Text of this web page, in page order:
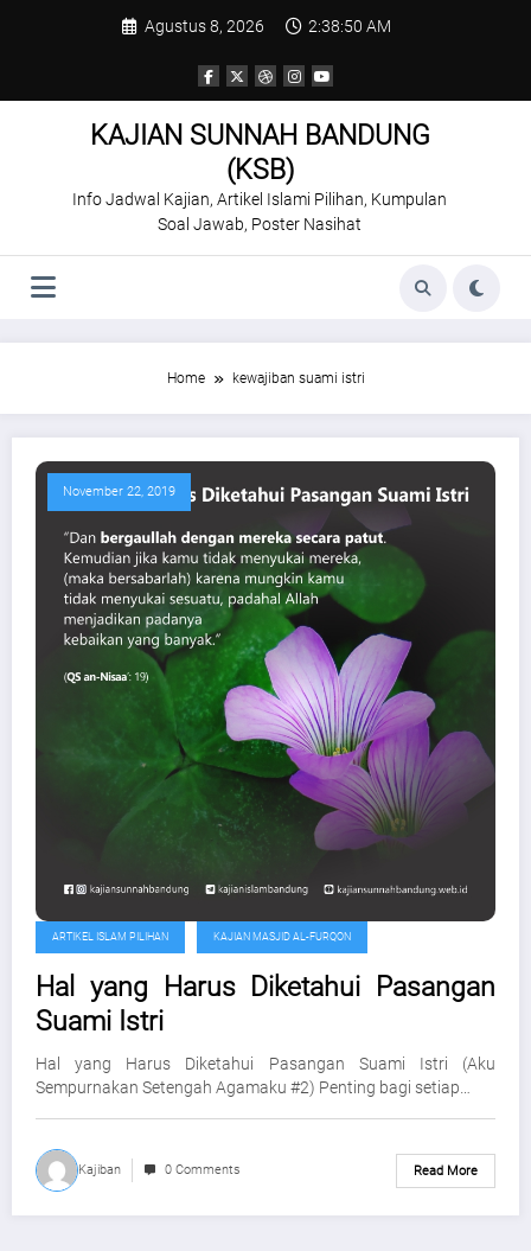
Agustus 8, 2026 2:38:51 AM
KAJIAN SUNNAH BANDUNG
(KSB)
Info Jadwal Kajian, Artikel Islami Pilihan, Kumpulan
Soal Jawab, Poster Nasihat
Home kewajiban suami istri
November 22, 2019
ARTIKEL ISLAM PILIHAN KAJIAN MASJID AL-FURQON
Hal yang Harus Diketahui Pasangan
Suami Istri
Hal yang Harus Diketahui Pasangan Suami Istri (Aku
Sempurnakan Setengah Agamaku #2) Penting bagi setiap…
Kajiban 0 Comments Read More